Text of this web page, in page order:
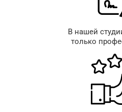
В нашей
только